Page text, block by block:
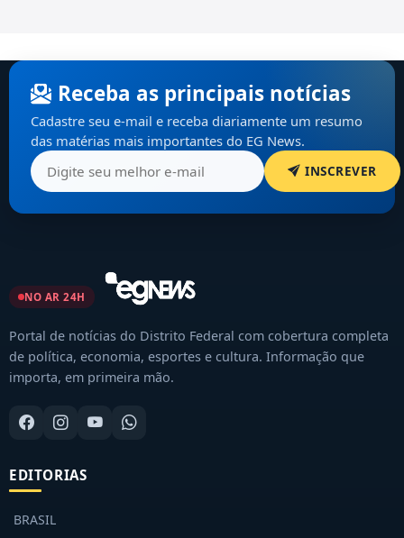
Receba as principais notícias
Cadastre seu e-mail e receba diariamente um resumo
das matérias mais importantes do EG News.
INSCREVER
NO AR 24H
Portal de notícias do Distrito Federal com cobertura completa
de política, economia, esportes e cultura. Informação que
importa, em primeira mão.
EDITORIAS
BRASIL